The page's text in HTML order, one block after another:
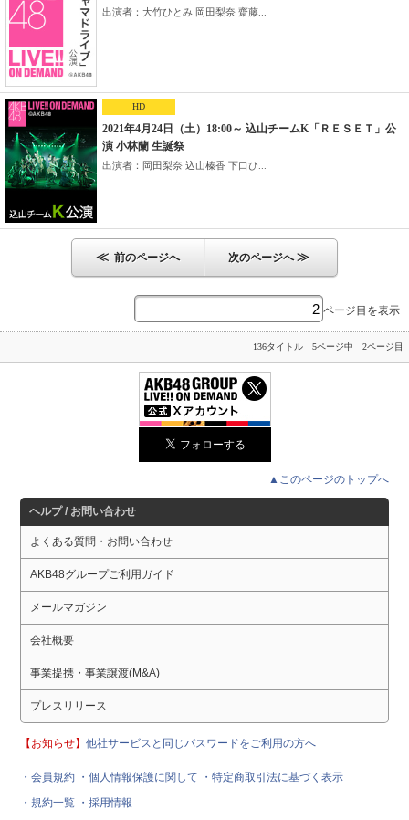
出演者：大竹ひとみ 岡田梨奈 齋藤...
HD
2021年4月24日（土）18:00～ 込山チームK「ＲＥＳＥＴ」公
演 小林蘭 生誕祭
出演者：岡田梨奈 込山榛香 下口ひ...
≪ 前のページへ 次のページへ≫
ページ目を表示
136タイトル 5ページ中 2ページ目
▲このページのトップへ
ヘルプ / お問い合わせ
よくある質問・お問い合わせ
AKB48グループご利用ガイド
メールマガジン
会社概要
事業提携・事業譲渡(M&A)
プレスリリース
【お知らせ】他社サービスと同じパスワードをご利用の方へ
・会員規約 ・個人情報保護に関して
・特定商取引法に基づく表示
・規約一覧 ・採用情報